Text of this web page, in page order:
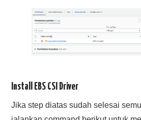
Install EBS CSI Driver
Jika step diatas sudah selesai